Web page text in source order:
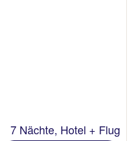
7 Nächte, Hotel + Flug